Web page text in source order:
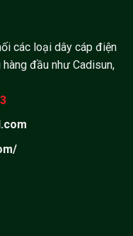
các loại dây cáp điện
đầu như Cadisun,